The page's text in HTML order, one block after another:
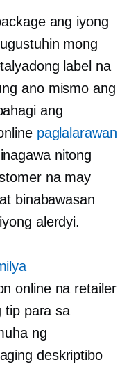
ang iyong
mong
label na
ano mismo ang
ang
paglalarawan
nitong
na may
binabawasan
alerdyi.
online na retailer
tip para sa
ng
deskriptibo